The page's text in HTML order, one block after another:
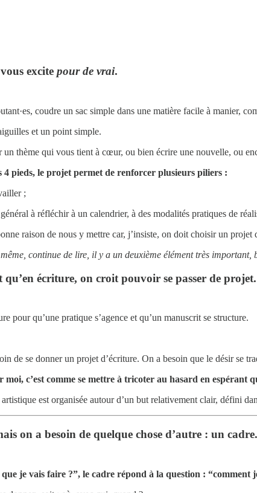
excite pour de vrai.
coudre un sac simple dans une matière facile à manier,
et un point simple.
thème qui vous tient à cœur, ou bien écrire une nouvelle, ou
4 pieds, le projet permet de renforcer plusieurs piliers :
;
à réfléchir à un calendrier, à des modalités pratiques de
raison de nous y mettre car, j’insiste, on doit choisir un projet
continue de lire, il y a un deuxième élément très
qu’en écriture, on croit pouvoir se passer de projet.
pour qu’une pratique s’agence et qu’un manuscrit se structure.
de se donner un projet d’écriture. On a besoin que le désir se
c’est comme se mettre à tricoter au hasard en espérant
est organisée autour d’un but relativement clair, défini
on a besoin de quelque chose d’autre : un cadre.
je vais faire ?”, le cadre répond à la question : “comment